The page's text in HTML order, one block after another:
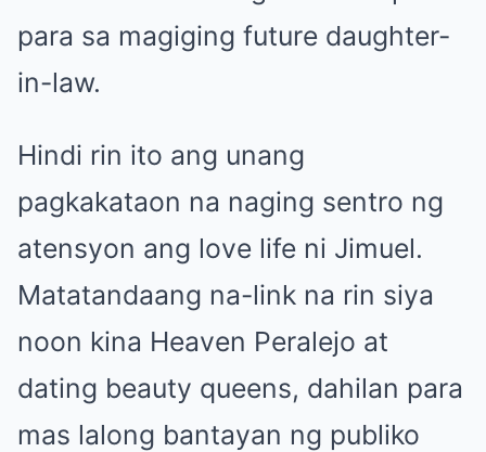
para sa magiging future daughter-
in-law.
Hindi rin ito ang unang
pagkakataon na naging sentro ng
atensyon ang love life ni Jimuel.
Matatandaang na-link na rin siya
noon kina Heaven Peralejo at
dating beauty queens, dahilan para
mas lalong bantayan ng publiko